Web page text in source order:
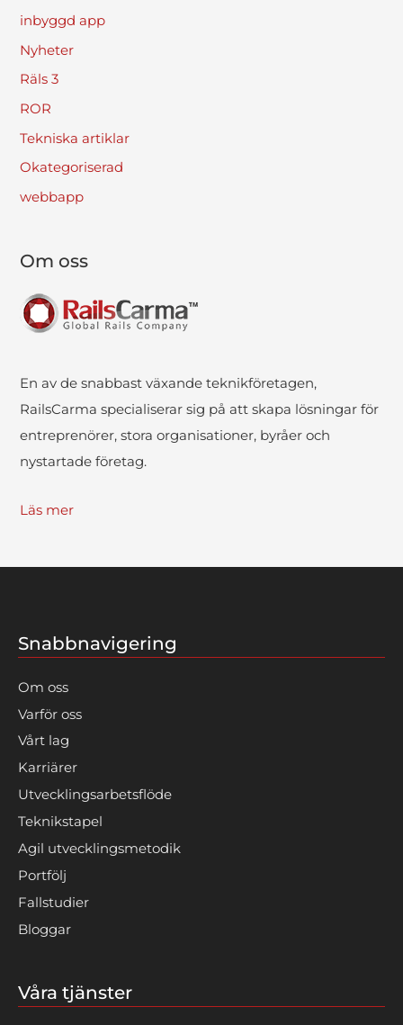
inbyggd app
Nyheter
Räls 3
ROR
Tekniska artiklar
Okategoriserad
webbapp
Om oss
En av de snabbast växande teknikföretagen,
RailsCarma specialiserar sig på att skapa lösningar för
entreprenörer, stora organisationer, byråer och
nystartade företag.
Läs mer
Snabbnavigering
Om oss
Varför oss
Vårt lag
Karriärer
Utvecklingsarbetsflöde
Teknikstapel
Agil utvecklingsmetodik
Portfölj
Fallstudier
Bloggar
Våra tjänster